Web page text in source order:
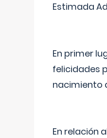
Estimada
En primer
felicidades
nacimiento
En relación